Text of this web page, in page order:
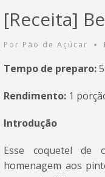
[Receita]
Por Pão de Açúcar •
Tempo de preparo:
Rendimento: 1
Introdução
Esse coquetel de
homenagem aos